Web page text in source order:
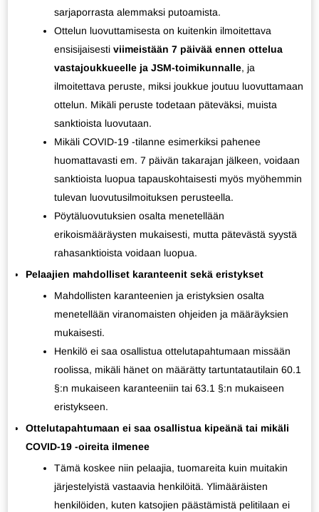
sarjaporrasta alemmaksi putoamista.
Ottelun luovuttamisesta on kuitenkin ilmoitettava
ensisijaisestiviimeistään 7 päivää ennen ottelua
vastajoukkueelle ja JSM-toimikunnalle, ja
ilmoitettava peruste, miksi joukkue joutuu luovuttamaan
ottelun. Mikäli peruste todetaan päteväksi, muista
sanktioista luovutaan.
Mikäli COVID-19 -tilanne esimerkiksi pahenee
huomattavasti em. 7 päivän takarajan jälkeen, voidaan
sanktioista luopua tapauskohtaisesti myös myöhemmin
tulevan luovutusilmoituksen perusteella.
Pöytäluovutuksien osalta menetellään
erikoismääräysten mukaisesti, mutta pätevästä syystä
rahasanktioista voidaan luopua.
Pelaajien mahdolliset karanteenit sekä eristykset
Mahdollisten karanteenien ja eristyksien osalta
menetellään viranomaisten ohjeiden ja määräyksien
mukaisesti.
Henkilö ei saa osallistua ottelutapahtumaan missään
roolissa, mikäli hänet on määrätty tartuntatautilain 60.1
§:n mukaiseen karanteeniin tai 63.1 §:n mukaiseen
eristykseen.
Ottelutapahtumaan ei saa osallistua kipeänä tai mikäli
COVID-19 -oireita ilmenee
Tämä koskee niin pelaajia, tuomareita kuin muitakin
järjestelyistä vastaavia henkilöitä. Ylimääräisten
henkilöiden, kuten katsojien päästämistä pelitilaan ei